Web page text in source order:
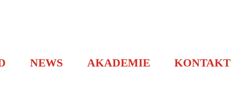
NEWS AKADEMIE KONTAKT